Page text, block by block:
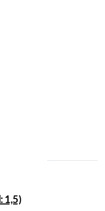
: 1,5)